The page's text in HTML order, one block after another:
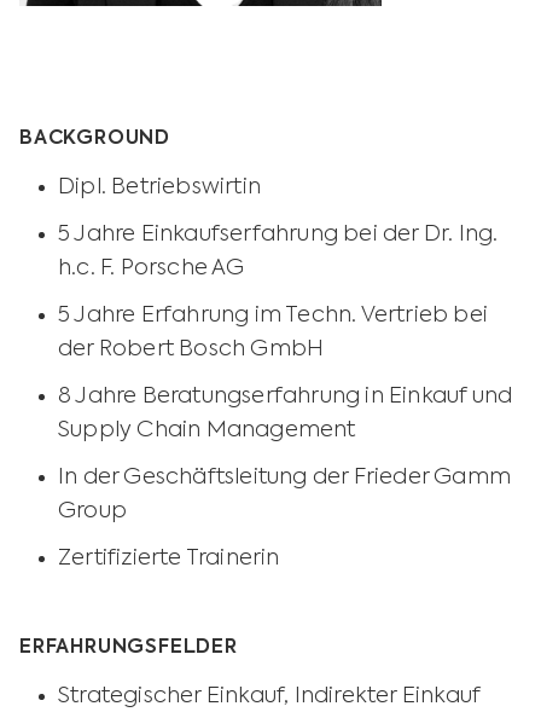
BACKGROUND
Dipl. Betriebswirtin
5 Jahre Einkaufserfahrung bei der Dr. Ing.
h.c. F. Porsche AG
5 Jahre Erfahrung im Techn. Vertrieb bei
der Robert Bosch GmbH
8 Jahre Beratungserfahrung in Einkauf und
Supply Chain Management
In der Geschäftsleitung der Frieder Gamm
Group
Zertifizierte Trainerin
ERFAHRUNGSFELDER
Strategischer Einkauf, Indirekter Einkauf